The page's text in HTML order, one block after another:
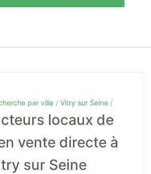
par ville Vitry sur Seine
locaux de
vente directe à
sur Seine